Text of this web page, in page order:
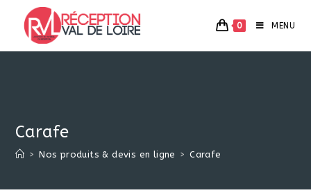
content
0 MENU
Carafe
> Nos produits & devis en ligne > Carafe